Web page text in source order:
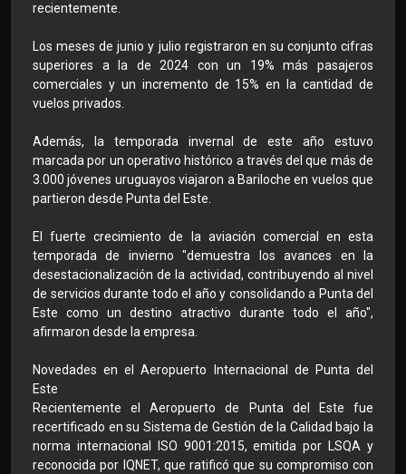
recientemente.
Los meses de junio y julio registraron en su conjunto cifras
superiores a la de 2024 con un 19% más pasajeros
comerciales y un incremento de 15% en la cantidad de
vuelos privados.
Además, la temporada invernal de este año estuvo
marcada por un operativo histórico a través del que más de
3.000 jóvenes uruguayos viajaron a Bariloche en vuelos que
partieron desde Punta del Este.
El fuerte crecimiento de la aviación comercial en esta
temporada de invierno "demuestra los avances en la
desestacionalización de la actividad, contribuyendo al nivel
de servicios durante todo el año y consolidando a Punta del
Este como un destino atractivo durante todo el año",
afirmaron desde la empresa.
Novedades en el Aeropuerto Internacional de Punta del
Este
Recientemente el Aeropuerto de Punta del Este fue
recertificado en su Sistema de Gestión de la Calidad bajo la
norma internacional ISO 9001:2015, emitida por LSQA y
reconocida por IQNET, que ratificó que su compromiso con